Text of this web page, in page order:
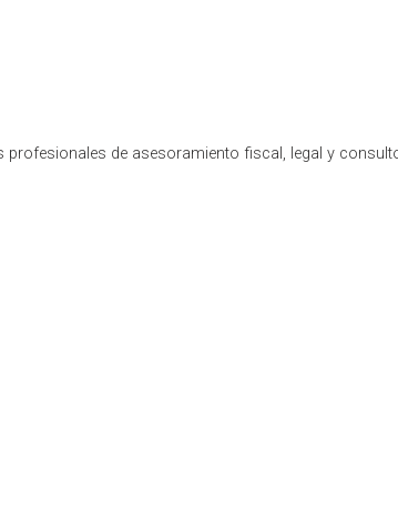
profesionales de asesoramiento fiscal, legal y